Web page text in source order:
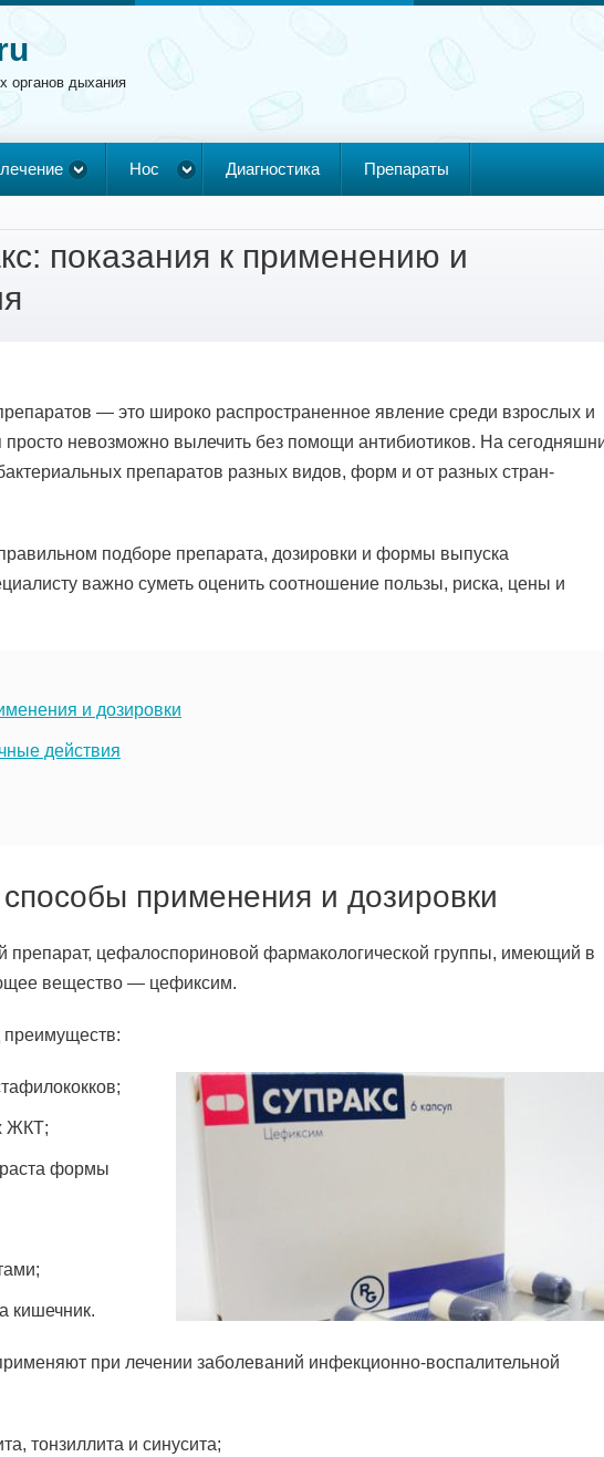
органов дыхания
Нос Диагностика Препараты
показания к применению и
— это широко распространенное явление среди взрослых и
просто невозможно вылечить без помощи антибиотиков. На
препаратов разных видов, форм и от разных стран-
подборе препарата, дозировки и формы выпуска
важно суметь оценить соотношение пользы, риска, цены и
и дозировки
действия
применения и дозировки
препарат, цефалоспориновой фармакологической группы, имеющий в
вещество — цефиксим.
преимуществ:
ЖКТ;
формы
кишечник.
при лечении заболеваний инфекционно-воспалительной
тонзиллита и синусита;